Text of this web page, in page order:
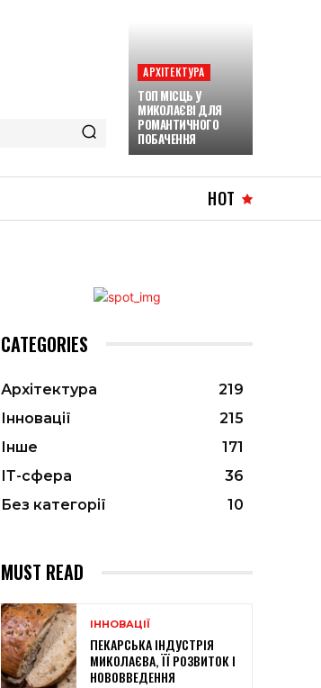
АРХІТЕКТУРА
ТОП МІСЦЬ У
МИКОЛАЄВІ ДЛЯ
РОМАНТИЧНОГО
ПОБАЧЕННЯ
HOT
CATEGORIES
Архітектура
219
Інновації
215
Інше
171
ІТ-сфера
36
Без категорії
10
MUST READ
ІННОВАЦІЇ
ПЕКАРСЬКА ІНДУСТРІЯ
МИКОЛАЄВА, ЇЇ РОЗВИТОК І
НОВОВВЕДЕННЯ